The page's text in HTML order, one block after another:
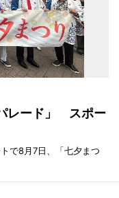
レード」 スポー
で8月7日、「七夕まつ